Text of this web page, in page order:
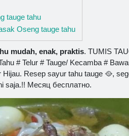
tauge tahu
Oseng tauge tahu
mudah, enak, praktis. TUMIS
# Telur # Tauge/ Kecamba #
Resep sayur tahu tauge 🥘,
saja.!! Месяц бесплатно.